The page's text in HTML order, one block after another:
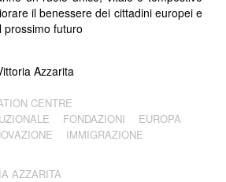
il benessere dei cittadini europei e
prossimo futuro
Azzarita
CENTRE
FONDAZIONI
EUROPA
IMMIGRAZIONE
AZZARITA